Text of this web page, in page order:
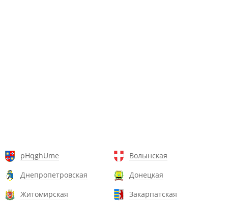
pHqghUme
Волынская
Днепропетровская
Донецкая
Житомирская
Закарпатская